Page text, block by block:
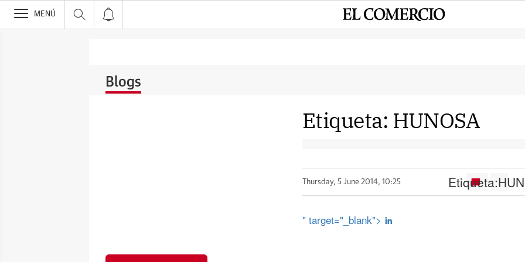
>
MENÚ
Blogs
Etiqueta: HUNOSA
Thursday, 5 June 2014, 10:25 Etiqueta:
" target="_blank">